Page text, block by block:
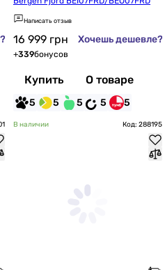
Написать отзыв
16 999 грн Хочешь дешевле?
+339бонусов
Купить О товаре
5 5 5 5 5
В наличии Код: 288195